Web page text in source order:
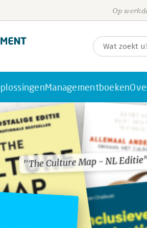
Op
Managementboeken
"The Culture Map - NL
"The Culture Map - NL